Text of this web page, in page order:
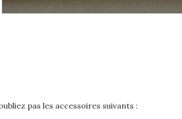
pas les accessoires suivants :